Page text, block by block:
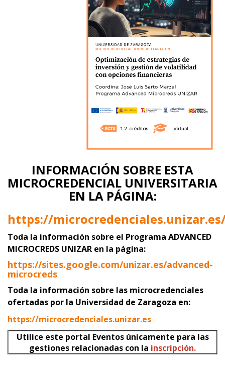
INFORMACIÓN SOBRE ESTA
MICROCREDENCIAL UNIVERSITARIA
EN LA PÁGINA:
https://
Toda la información sobre el Programa ADVANCED
MICROCREDS UNIZAR en la página:
https://sites.google.com/unizar.es/advanced-
microcreds
Toda la información sobre las microcredenciales
ofertadas por la Universidad de Zaragoza en:
https://microcredenciales.unizar.es
Utilice este portal Eventos únicamente para las
gestiones relacionadas con la inscripción.